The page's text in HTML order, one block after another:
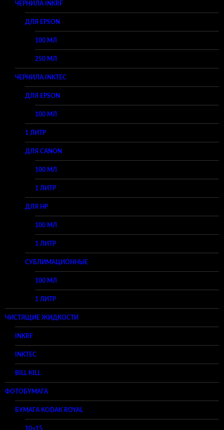
ЧЕРНИЛА INKRF
ДЛЯ EPSON
100 МЛ
250 МЛ
ЧЕРНИЛА INKTEC
ДЛЯ EPSON
100 МЛ
1 ЛИТР
ДЛЯ CANON
100 МЛ
1 ЛИТР
ДЛЯ HP
100 МЛ
1 ЛИТР
СУБЛИМАЦИОННЫЕ
100 МЛ
1 ЛИТР
ЧИСТЯЩИЕ ЖИДКОСТИ
INKRF
INKTEC
BILL KILL
ФОТОБУМАГА
БУМАГА KODAK ROYAL
10×15